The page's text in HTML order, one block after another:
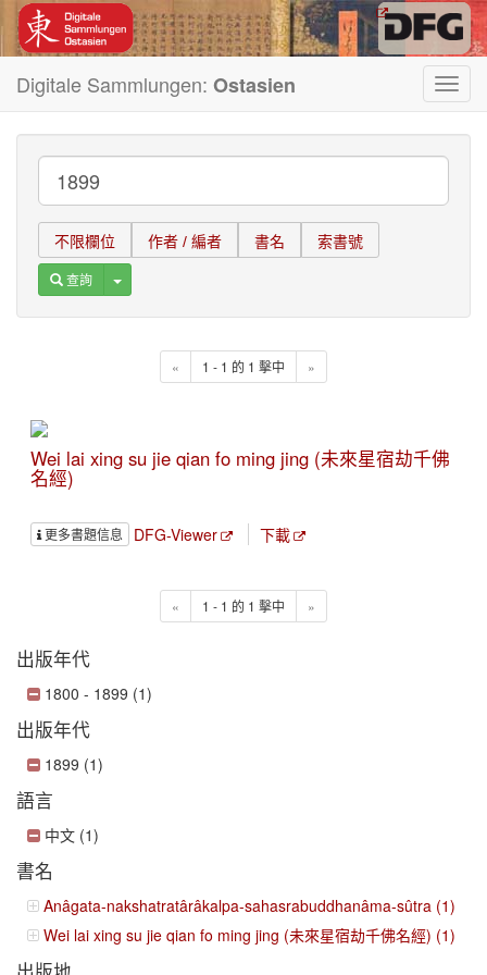
Digitale Sammlungen: Ostasien
不限欄位 作者 / 編者 書名 索書號
查詢 Toggle Dropdown
« 1 - 1 的 1 擊中 »
Wei lai xing su jie qian fo ming jing (未來星宿劫千佛
名經)
更多書題信息 DFG-Viewer 下載
« 1 - 1 的 1 擊中 »
出版年代
1800 - 1899 (1)
出版年代
1899 (1)
語言
中文 (1)
書名
Anâgata-nakshatratârâkalpa-sahasrabuddhanâma-sûtra (1)
Wei lai xing su jie qian fo ming jing (未來星宿劫千佛名經) (1)